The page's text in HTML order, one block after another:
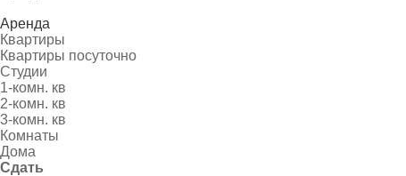
Аренда
Квартиры
Квартиры посуточно
Студии
1-комн. кв
2-комн. кв
3-комн. кв
Комнаты
Дома
Сдать